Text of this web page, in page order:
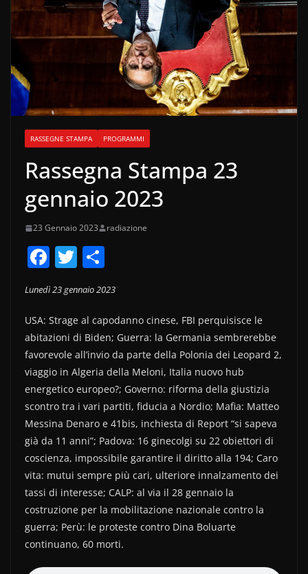
RASSEGNE STAMPA PROGRAMMI
Rassegna Stampa 23
gennaio 2023
23 Gennaio 2023 radiazione
F
a
c
e
b
o
o
k
T
w
itt
er
o
n
di
vi
di
Lunedì 23 gennaio 2023
USA: Strage al capodanno cinese, FBI perquisisce le
abitazioni di Biden; Guerra: la Germania sembrerebbe
favorevole all’invio da parte della Polonia dei Leopard 2,
viaggio in Algeria della Meloni, Italia nuovo hub
energetico europeo?; Governo: riforma della giustizia
scontro tra i vari partiti, fiducia a Nordio; Mafia: Matteo
Messina Denaro e 41bis, inchiesta di Report “si sapeva
già da 11 anni”; Padova: 16 ginecolgi su 22 obiettori di
coscienza, impossibile garantire il diritto alla 194; Caro
vita: mutui sempre più cari, ulteriore innalzamento dei
tassi di interesse; CALP: al via il 28 gennaio la
costruzione per la mobilitazione nazionale contro la
guerra; Perù: le proteste contro Dina Boluarte
continuano, 60 morti.